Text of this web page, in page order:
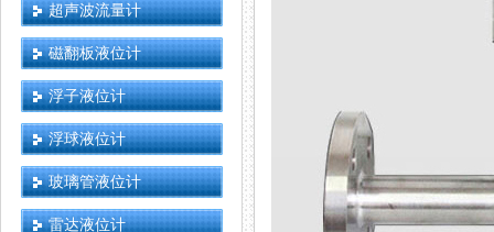
超声波流量计
磁翻板液位计
浮子液位计
浮球液位计
玻璃管液位计
雷达液位计